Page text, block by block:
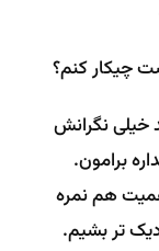
چیکار کنم؟
نگرانش
تفاوتی نداره برامون.
هم نمره
تر بشیم.